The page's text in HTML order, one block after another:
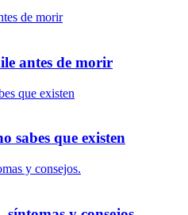
antes de morir
sabes que existen